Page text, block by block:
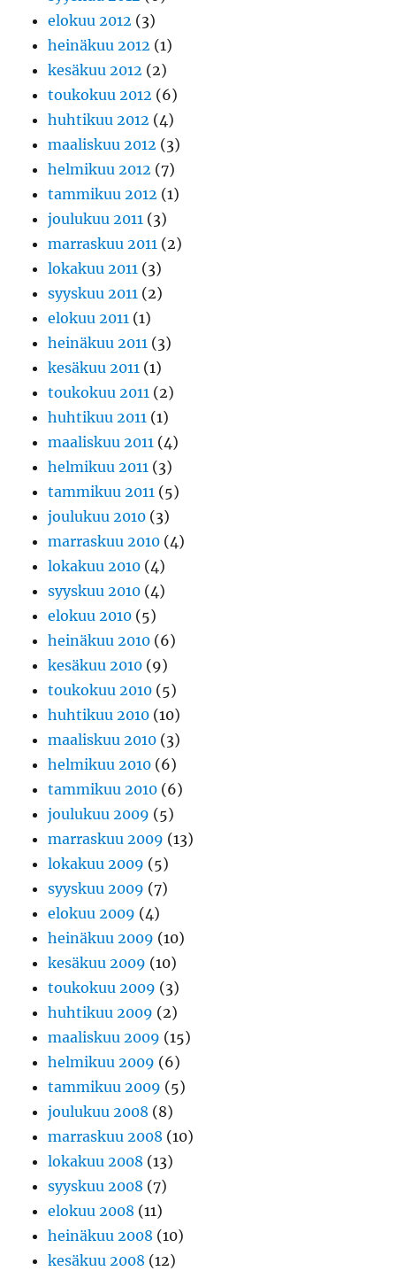
elokuu 2012 (3)
heinäkuu 2012 (1)
kesäkuu 2012 (2)
toukokuu 2012 (6)
huhtikuu 2012 (4)
maaliskuu 2012 (3)
helmikuu 2012 (7)
tammikuu 2012 (1)
joulukuu 2011 (3)
marraskuu 2011 (2)
lokakuu 2011 (3)
syyskuu 2011 (2)
elokuu 2011 (1)
heinäkuu 2011 (3)
kesäkuu 2011 (1)
toukokuu 2011 (2)
huhtikuu 2011 (1)
maaliskuu 2011 (4)
helmikuu 2011 (3)
tammikuu 2011 (5)
joulukuu 2010 (3)
marraskuu 2010 (4)
lokakuu 2010 (4)
syyskuu 2010 (4)
elokuu 2010 (5)
heinäkuu 2010 (6)
kesäkuu 2010 (9)
toukokuu 2010 (5)
huhtikuu 2010 (10)
maaliskuu 2010 (3)
helmikuu 2010 (6)
tammikuu 2010 (6)
joulukuu 2009 (5)
marraskuu 2009 (13)
lokakuu 2009 (5)
syyskuu 2009 (7)
elokuu 2009 (4)
heinäkuu 2009 (10)
kesäkuu 2009 (10)
toukokuu 2009 (3)
huhtikuu 2009 (2)
maaliskuu 2009 (15)
helmikuu 2009 (6)
tammikuu 2009 (5)
joulukuu 2008 (8)
marraskuu 2008 (10)
lokakuu 2008 (13)
syyskuu 2008 (7)
elokuu 2008 (11)
heinäkuu 2008 (10)
kesäkuu 2008 (12)